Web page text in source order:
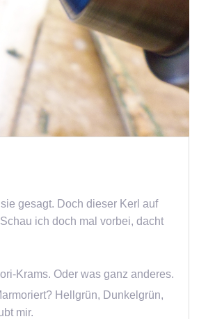
gesagt. Doch dieser Kerl auf
ich doch mal vorbei, dacht
Krams. Oder was ganz anderes.
Hellgrün, Dunkelgrün,
mir.